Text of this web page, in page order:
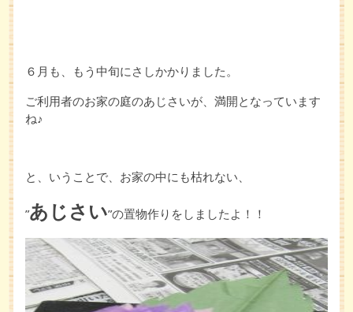
６月も、もう中旬にさしかかりました。
ご利用者のお家の庭のあじさいが、満開となっています
ね♪
と、いうことで、お家の中にも枯れない、
”あじさい”の置物作りをしましたよ！！